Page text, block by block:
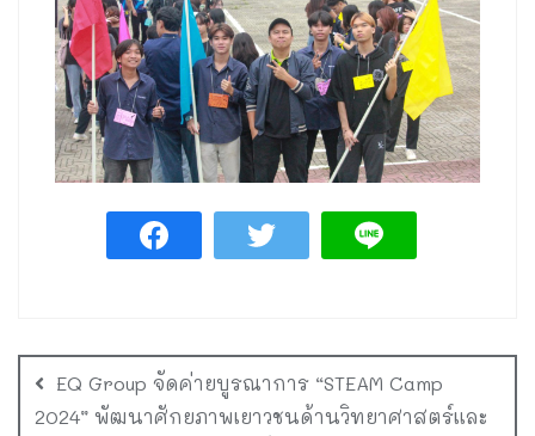
EQ Group จัดค่ายบูรณาการ “STEAM Camp
2024” พัฒนาศักยภาพเยาวชนด้านวิทยาศาสตร์และ